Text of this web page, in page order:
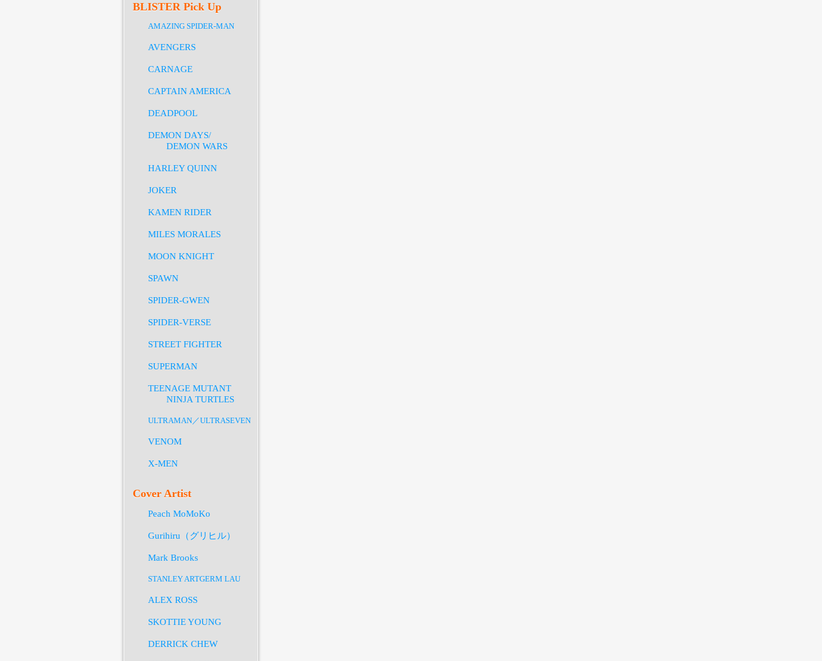
BLISTER Pick Up
AMAZING SPIDER-MAN
AVENGERS
CARNAGE
CAPTAIN AMERICA
DEADPOOL
DEMON DAYS/
DEMON WARS
HARLEY QUINN
JOKER
KAMEN RIDER
MILES MORALES
MOON KNIGHT
SPAWN
SPIDER-GWEN
SPIDER-VERSE
STREET FIGHTER
SUPERMAN
TEENAGE MUTANT
NINJA TURTLES
ULTRAMAN／ULTRASEVEN
VENOM
X-MEN
Cover Artist
Peach MoMoKo
Gurihiru（グリヒル）
Mark Brooks
STANLEY ARTGERM LAU
ALEX ROSS
SKOTTIE YOUNG
DERRICK CHEW